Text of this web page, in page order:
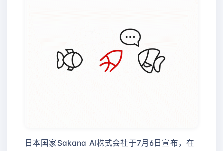
日本国家Sakana AI株式会社于7月6日宣布，在